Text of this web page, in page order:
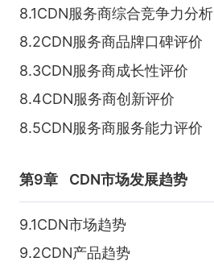
8.1CDN服务商综合竞争力分析
8.2CDN服务商品牌口碑评价
8.3CDN服务商成长性评价
8.4CDN服务商创新评价
8.5CDN服务商服务能力评价
第9章 CDN市场发展趋势
9.1CDN市场趋势
9.2CDN产品趋势